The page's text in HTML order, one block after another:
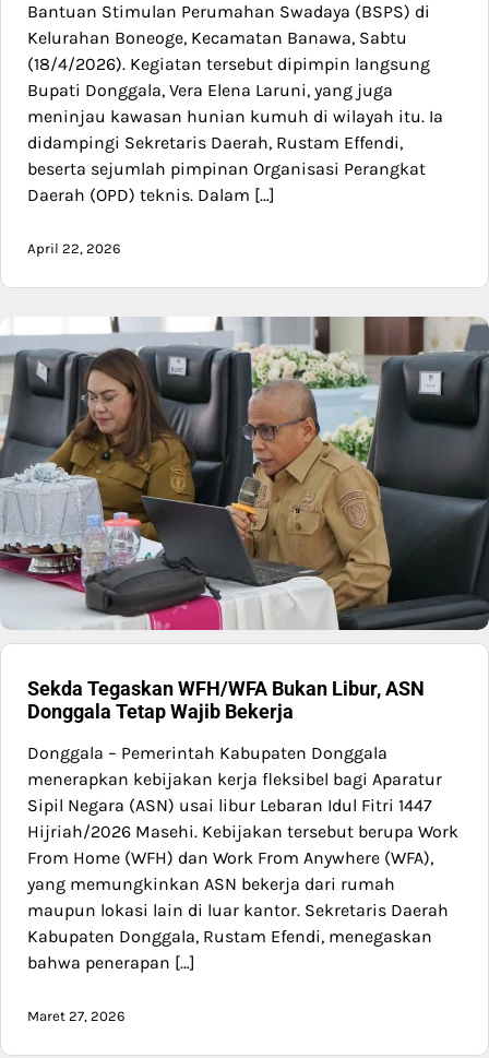
Bantuan Stimulan Perumahan Swadaya (BSPS) di
Kelurahan Boneoge, Kecamatan Banawa, Sabtu
(18/4/2026). Kegiatan tersebut dipimpin langsung
Bupati Donggala, Vera Elena Laruni, yang juga
meninjau kawasan hunian kumuh di wilayah itu. Ia
didampingi Sekretaris Daerah, Rustam Effendi,
beserta sejumlah pimpinan Organisasi Perangkat
Daerah (OPD) teknis. Dalam […]
April 22, 2026
Sekda Tegaskan WFH/WFA Bukan Libur, ASN
Donggala Tetap Wajib Bekerja
Donggala – Pemerintah Kabupaten Donggala
menerapkan kebijakan kerja fleksibel bagi Aparatur
Sipil Negara (ASN) usai libur Lebaran Idul Fitri 1447
Hijriah/2026 Masehi. Kebijakan tersebut berupa Work
From Home (WFH) dan Work From Anywhere (WFA),
yang memungkinkan ASN bekerja dari rumah
maupun lokasi lain di luar kantor. Sekretaris Daerah
Kabupaten Donggala, Rustam Efendi, menegaskan
bahwa penerapan […]
Maret 27, 2026